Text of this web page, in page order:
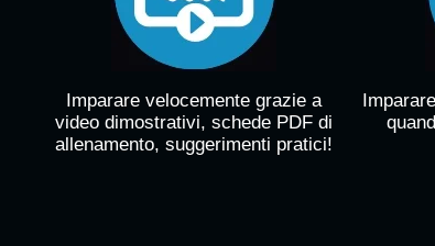
Imparare velocemente grazie a
video dimostrativi, schede PDF di
allenamento, suggerimenti pratici!